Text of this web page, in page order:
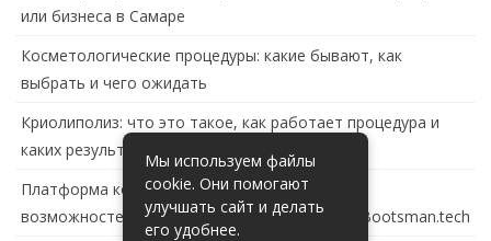
или бизнеса в Самаре
Косметологические процедуры: какие бывают, как
выбрать и чего ожидать
Криолиполиз: что это такое, как работает процедура и
каких результатов ждать
Платформа контейнеризации в России: обзор
возможностей и перспектив развития сайта Bootsman.tech
Мы используем файлы
cookie. Они помогают
улучшать сайт и делать
его удобнее.